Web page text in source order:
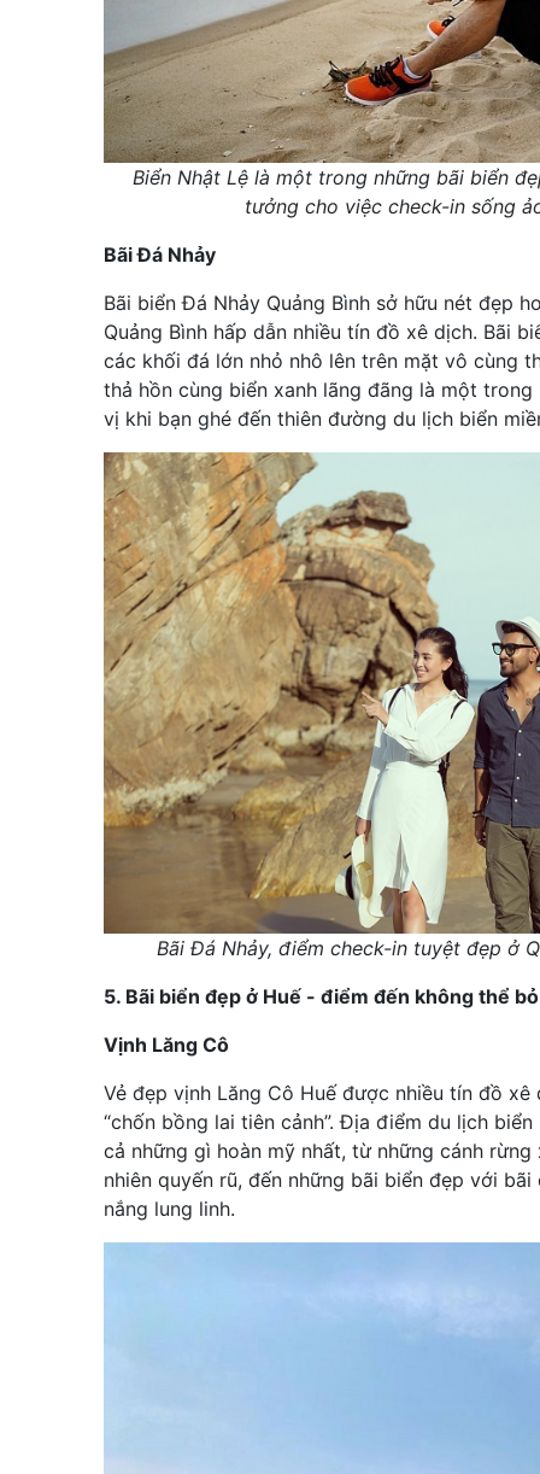
Biển Nhật Lệ là một trong những bãi biển
tưởng cho việc check-in sống
Bãi Đá Nhảy
Bãi biển Đá Nhảy Quảng Bình sở hữu nét đẹp
Quảng Bình hấp dẫn nhiều tín đồ xê dịch. Bãi
các khối đá lớn nhỏ nhô lên trên mặt vô cùng
thả hồn cùng biển xanh lãng đãng là một
vị khi bạn ghé đến thiên đường du lịch biển
Bãi Đá Nhảy, điểm check-in tuyệt đẹp ở
5. Bãi biển đẹp ở Huế - điểm đến không thể
Vịnh Lăng Cô
Vẻ đẹp vịnh Lăng Cô Huế được nhiều tín đồ xê
“chốn bồng lai tiên cảnh”. Địa điểm du lịch
cả những gì hoàn mỹ nhất, từ những cánh
nhiên quyến rũ, đến những bãi biển đẹp với
nắng lung linh.